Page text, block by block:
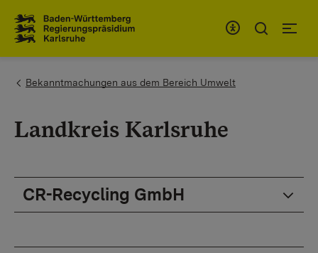
You are here:
Bekanntmachungen aus dem Bereich Umwelt
Landkreis Karlsruhe
CR-Recycling GmbH